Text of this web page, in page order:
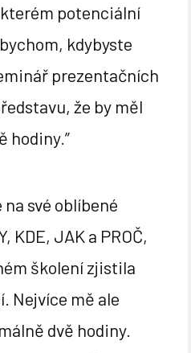
potenciální
kdybyste
prezentačních
že by měl
hodiny.”
své oblíbené
KDE, JAK a PROČ,
školení zjistila
Nejvíce mě ale
dvě hodiny.